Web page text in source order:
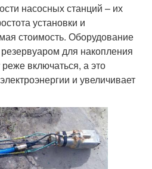
насосных станций – их
установки и
стоимость. Оборудование
для накопления
включаться, а это
и увеличивает